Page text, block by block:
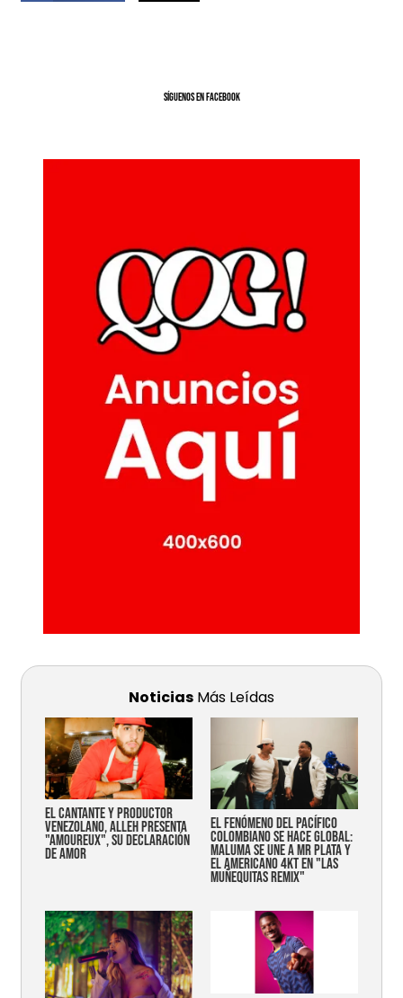
SíGUENOS EN FACEBOOK
Noticias Más Leídas
EL CANTANTE Y PRODUCTOR
VENEZOLANO, ALLEH PRESENTA
"AMOUREUX", SU DECLARACIÓN
DE AMOR
EL FENÓMENO DEL PACÍFICO
COLOMBIANO SE HACE GLOBAL:
MALUMA SE UNE A MR PLATA Y
EL AMERICANO 4KT EN "LAS
MUÑEQUITAS REMIX"